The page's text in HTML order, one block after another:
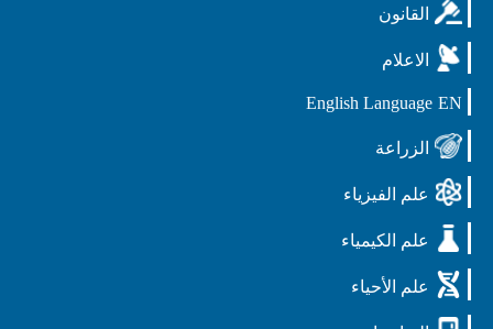
القانون
الاعلام
EN
English Language
الزراعة
علم الفيزياء
علم الكيمياء
علم الأحياء